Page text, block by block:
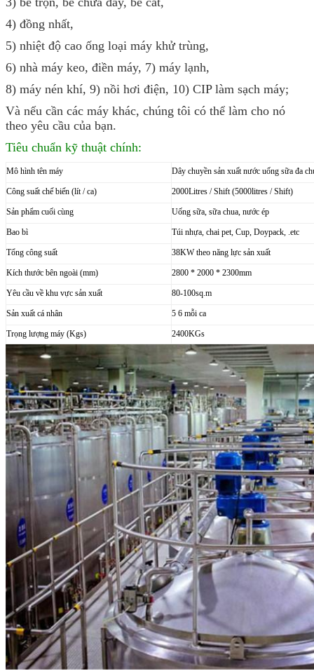
4) đồng nhất,
5) nhiệt độ cao ống loại máy khử trùng,
6) nhà máy keo, điền máy, 7) máy lạnh,
8) máy nén khí, 9) nồi hơi điện, 10) CIP làm sạch máy;
Và nếu cần các máy khác, chúng tôi có thể làm cho nó
theo yêu cầu của bạn.
Tiêu chuẩn kỹ thuật chính:
Mô hình tên máy Dây chuyền sản xuất nước uống sữa đa
Công suất chế biến (lít / ca) 2000Litres / Shift (5000litres / Shift)
Sản phẩm cuối cùng Uống sữa, sữa chua, nước ép
Bao bì Túi nhựa, chai pet, Cup, Doypack, .etc
Tổng công suất 38KW theo năng lực sản xuất
Kích thước bên ngoài (mm) 2800 * 2000 * 2300mm
Yêu cầu về khu vực sản xuất 80-100sq.m
Sản xuất cá nhân 5 6 mỗi ca
Trọng lượng máy (Kgs) 2400KGs